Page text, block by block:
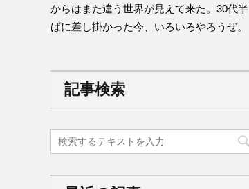
からはまた違う世界が見えて来た。30代半
ばに差し掛かった今、いろいろやろうぜ。
記事検索